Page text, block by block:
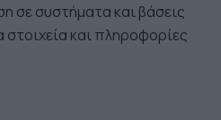
σε συστήματα και βάσεις
και πληροφορίες